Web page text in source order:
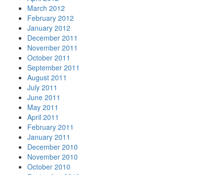
March 2012
February 2012
January 2012
December 2011
November 2011
October 2011
September 2011
August 2011
July 2011
June 2011
May 2011
April 2011
February 2011
January 2011
December 2010
November 2010
October 2010